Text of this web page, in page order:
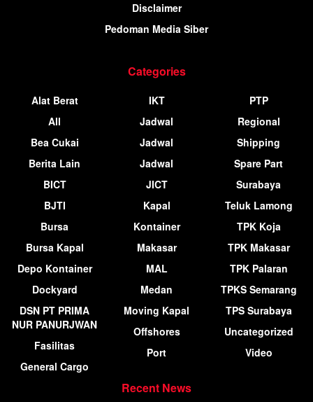
Disclaimer
Pedoman Media Siber
Categories
Alat Berat
All
Bea Cukai
Berita Lain
BICT
BJTI
Bursa
Bursa Kapal
Depo Kontainer
Dockyard
DSN PT PRIMA
NUR PANURJWAN
Fasilitas
General Cargo
IKT
Jadwal
Jadwal
Jadwal
JICT
Kapal
Kontainer
Makasar
MAL
Medan
Moving Kapal
Offshores
Port
PTP
Regional
Shipping
Spare Part
Surabaya
Teluk Lamong
TPK Koja
TPK Makasar
TPK Palaran
TPKS Semarang
TPS Surabaya
Uncategorized
Video
Recent News